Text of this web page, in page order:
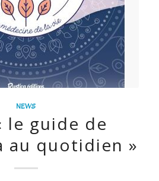
NEWS
le guide de
au quotidien »